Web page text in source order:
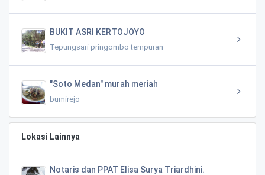
BUKIT ASRI KERTOJOYO
Tepungsari pringombo tempuran
"Soto Medan" murah meriah
bumirejo
Lokasi Lainnya
Notaris dan PPAT Elisa Surya Triardhini.